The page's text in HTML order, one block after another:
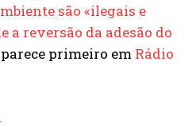
são «ilegais e
a reversão da adesão do
primeiro em Rádio